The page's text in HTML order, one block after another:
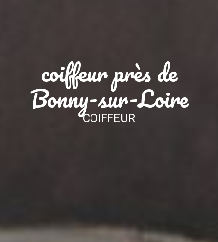
coiffeur près de
Bonny-sur-Loire
COIFFEUR